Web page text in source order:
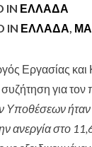
IN ΕΛΛΆΔΑ
IN ΕΛΛΑΔΑ
Εργασίας και
συζήτηση για
Υποθέσεων ήταν
ανεργία στο